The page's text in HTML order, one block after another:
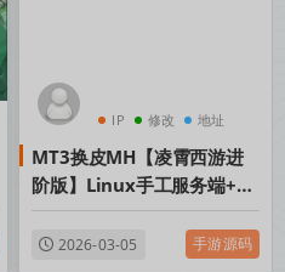
IP 修改 地址
MT3换皮MH【凌霄西游进
阶版】Linux手工服务端+安
卓苹果双端+GM后台+全套
源码+视频架设教程
2026-03-05 手游源码